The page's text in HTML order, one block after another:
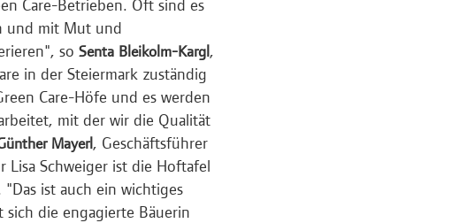
und mit Mut und
so Senta Bleikolm-Kargl,
in der Steiermark zuständig
Care-Höfe und es werden
mit der wir die Qualität
Mayerl, Geschäftsführer
Lisa Schweiger ist die Hoftafel
ist auch ein wichtiges
die engagierte Bäuerin